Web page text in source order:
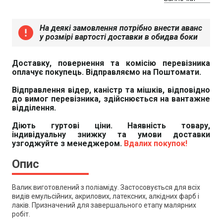
error
На деякі замовлення потрібно внести аванс
у розмірі вартості доставки в обидва боки
Доставку, повернення та комісію перевізника
оплачує покупець. Відправляємо на Поштомати.
Відправлення відер, каністр та мішків, відповідно
до вимог перевізника, здійснюється на вантажне
відділення.
Діють гуртові ціни. Наявність товару,
індивідуальну знижку та умови доставки
узгоджуйте з менеджером. Вдалих покупок!
Опис
Валик виготовлений з поліаміду. Застосовується для всіх
видів емульсійних, акрилових, латексних, алкідних фарб і
лаків. Призначений для завершального етапу малярних
робіт.